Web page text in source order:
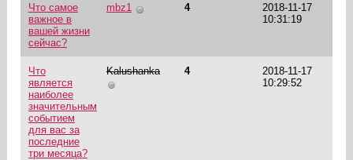
Что самое
важное в
вашей жизни
сейчас?
mbz1 4
2018-11-17
10:31:19
Что
является
наиболее
значительным
событием
для вас за
последние
три месяца?
Kalushanka 4
2018-11-17
10:29:52